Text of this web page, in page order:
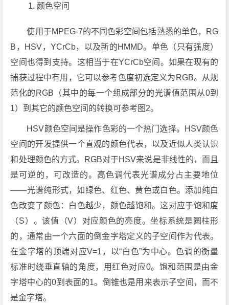
颜色空间
使用于MPEG-7的不同色彩空间包括熟悉的单色，RG
B，HSV，YCrCb，以及新的HMMD。单色（只有强度）
空间也得到支持。这相当于在YCrCb空间。如果在现有的
捕获过程中有用，它可以参考色度初选定义为RGB。从规
范化的RGB（其中的每一个组成部分的光谱值范围从0到
1）到其它的颜色空间的转换可参考图2。
HSV颜色空间是操作色彩的一个热门选择。HSV颜色
空间的开发提供一个直观的颜色代表，以及近似人类认识
和处理颜色的方式。RGB对于HSV来说是非线性的，而且
是可逆的，可改造的。高色调代表光谱成分占主要地位
——光谱纯形式，如绿色、红色、黄色或白色。添加纯白
色改变了颜色：白色越少，颜色越饱和。这对应于饱和度
（S）。该值（V）对应颜色的亮度。坐标系统是圆柱形
的，通常由一个六面的倒金字塔定义的子空间作为代表。
在金字塔的顶端对应V=1，以“白色”为中心。色调的衡量
标准时绕垂直轴的角度，用红色对应0。饱和范围是由金
字塔中心的0到表面的1。倒锥也是用来表示子空间，而不
是金字塔。